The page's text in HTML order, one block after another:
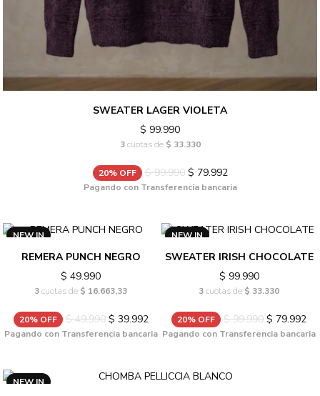
SWEATER LAGER VIOLETA
$ 99.990
3cuotas de $ 33.330
20% OFF $ 99.990$ 79.992
Pagando con Transferencia bancaria
NEW IN
REMERA PUNCH NEGRO
$ 49.990
3cuotas de $ 16.663,33
20% OFF $ 49.990$ 39.992
Pagando con Transferencia bancaria
NEW IN
SWEATER IRISH CHOCOLATE
$ 99.990
3cuotas de $ 33.330
20% OFF $ 99.990 $ 79.992
Pagando con Transferencia bancaria
NEW IN